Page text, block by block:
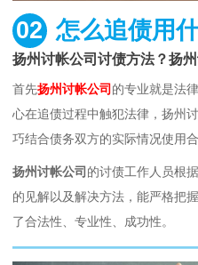
02 怎么追债用
扬州讨帐公司讨债方法？扬
首先扬州讨帐公司 的专业就是法
心在追债过程中触犯法律，扬州
巧结合债务双方的实际情况使用
扬州讨帐公司 的讨债工作人员根
的见解以及解决方法，能严格把
了合法性、专业性、成功性。